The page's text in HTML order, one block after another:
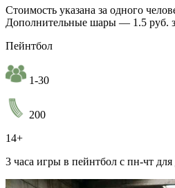
Стоимость указана за одного
Дополнительные шары — 1.5 руб.
Пейнтбол
1-30
200
14+
3 часа игры в пейнтбол с пн-чт для